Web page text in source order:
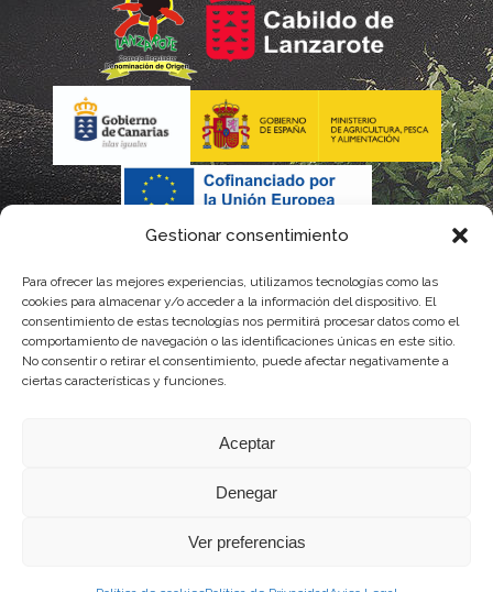
Gestionar consentimiento
Para ofrecer las mejores experiencias, utilizamos tecnologías como las
cookies para almacenar y/o acceder a la información del dispositivo. El
consentimiento de estas tecnologías nos permitirá procesar datos como el
comportamiento de navegación o las identificaciones únicas en este sitio.
No consentir o retirar el consentimiento, puede afectar negativamente a
ciertas características y funciones.
Aceptar
Denegar
Ver preferencias
La gestión de la DOP Lanzarote realizada por este Consejo Regulador es financiada,
con fondos provenientes del presupuesto de gastos del Instituto Canario de
Calidad Agroalimentaria